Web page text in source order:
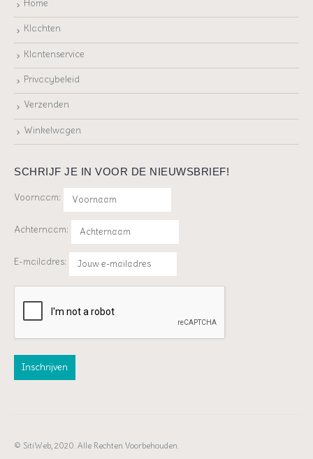
Home
Klachten
Klantenservice
Privacybeleid
Verzenden
Winkelwagen
SCHRIJF JE IN VOOR DE NIEUWSBRIEF!
Voornaam:
Achternaam:
E-mailadres:
© SitiWeb, 2020. Alle Rechten Voorbehouden.